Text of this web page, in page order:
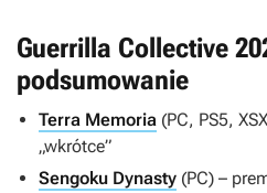
Guerrilla Collective
podsumowanie
Terra Memoria (PC, PS5,
„wkrótce”
Sengoku Dynasty (PC) –